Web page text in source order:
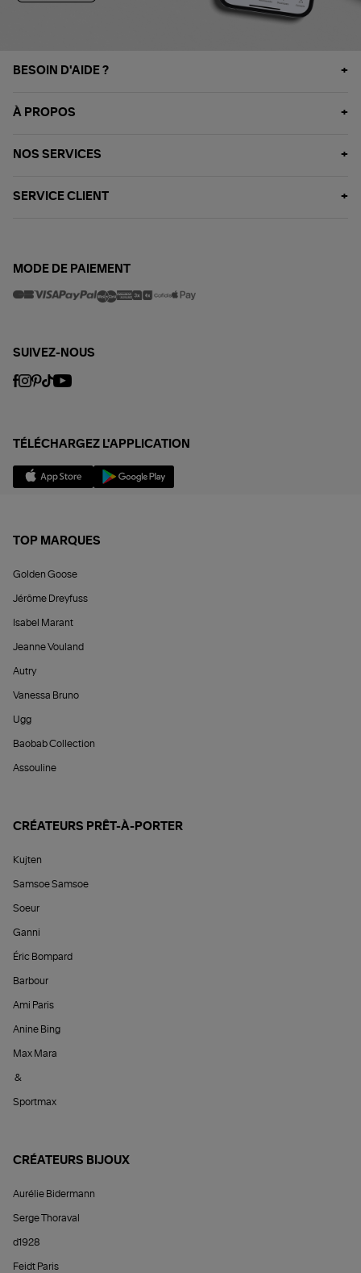
BESOIN D'AIDE ?
À PROPOS
NOS SERVICES
SERVICE CLIENT
MODE DE PAIEMENT
SUIVEZ-NOUS
TÉLÉCHARGEZ L'APPLICATION
TOP MARQUES
Golden Goose
Jérôme Dreyfuss
Isabel Marant
Jeanne Vouland
Autry
Vanessa Bruno
Ugg
Baobab Collection
Assouline
CRÉATEURS PRÊT-À-PORTER
Kujten
Samsoe Samsoe
Soeur
Ganni
Éric Bompard
Barbour
Ami Paris
Anine Bing
Max Mara
&
Sportmax
CRÉATEURS BIJOUX
Aurélie Bidermann
Serge Thoraval
d1928
Feidt Paris